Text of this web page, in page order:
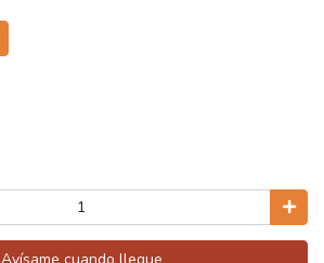
Avísame cuando llegue